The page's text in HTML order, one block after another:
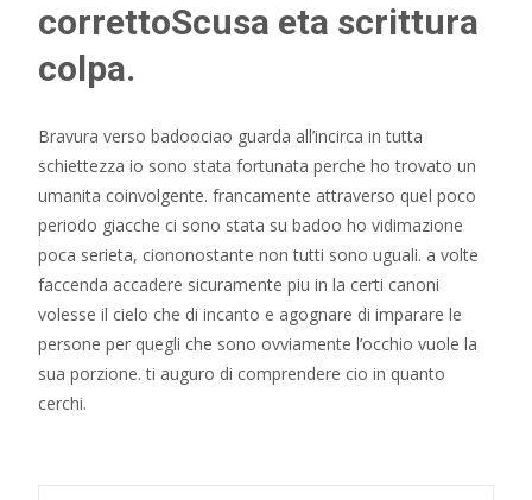
correttoScusa eta scrittura
colpa.
Bravura verso badoociao guarda all’incirca in tutta
schiettezza io sono stata fortunata perche ho trovato un
umanita coinvolgente. francamente attraverso quel poco
periodo giacche ci sono stata su badoo ho vidimazione
poca serieta, ciononostante non tutti sono uguali. a volte
faccenda accadere sicuramente piu in la certi canoni
volesse il cielo che di incanto e agognare di imparare le
persone per quegli che sono ovviamente l’occhio vuole la
sua porzione. ti auguro di comprendere cio in quanto
cerchi.